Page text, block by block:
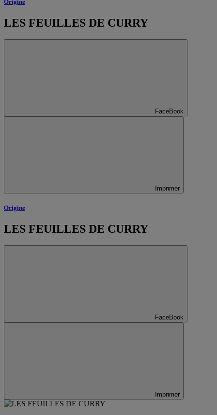
Origine
LES FEUILLES DE CURRY
FaceBook
Imprimer
Origine
LES FEUILLES DE CURRY
FaceBook
Imprimer